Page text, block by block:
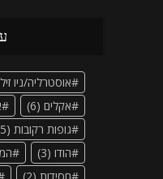
אוסטרליה/ניו
אקלים (6)
גופות רקובות (5)
הודו (3)
חסידות (2)